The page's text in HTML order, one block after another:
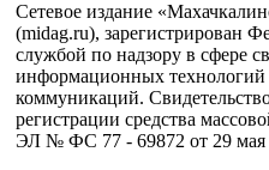
Сетевое издание
(midag.ru), зарегистрирован
службой по надзору в сфере
информационных
коммуникаций.
регистрации средства
ЭЛ № ФС 77 - 69872 от 29 мая